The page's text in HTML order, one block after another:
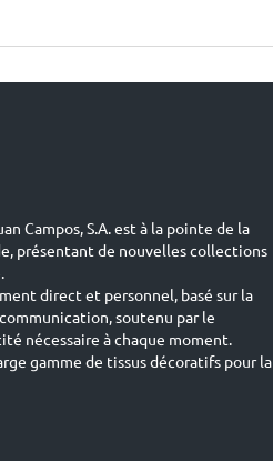
Campos, S.A. est à la pointe de la
présentant de nouvelles collections
direct et personnel, basé sur la
soutenu par le
nécessaire à chaque moment.
gamme de tissus décoratifs pour la